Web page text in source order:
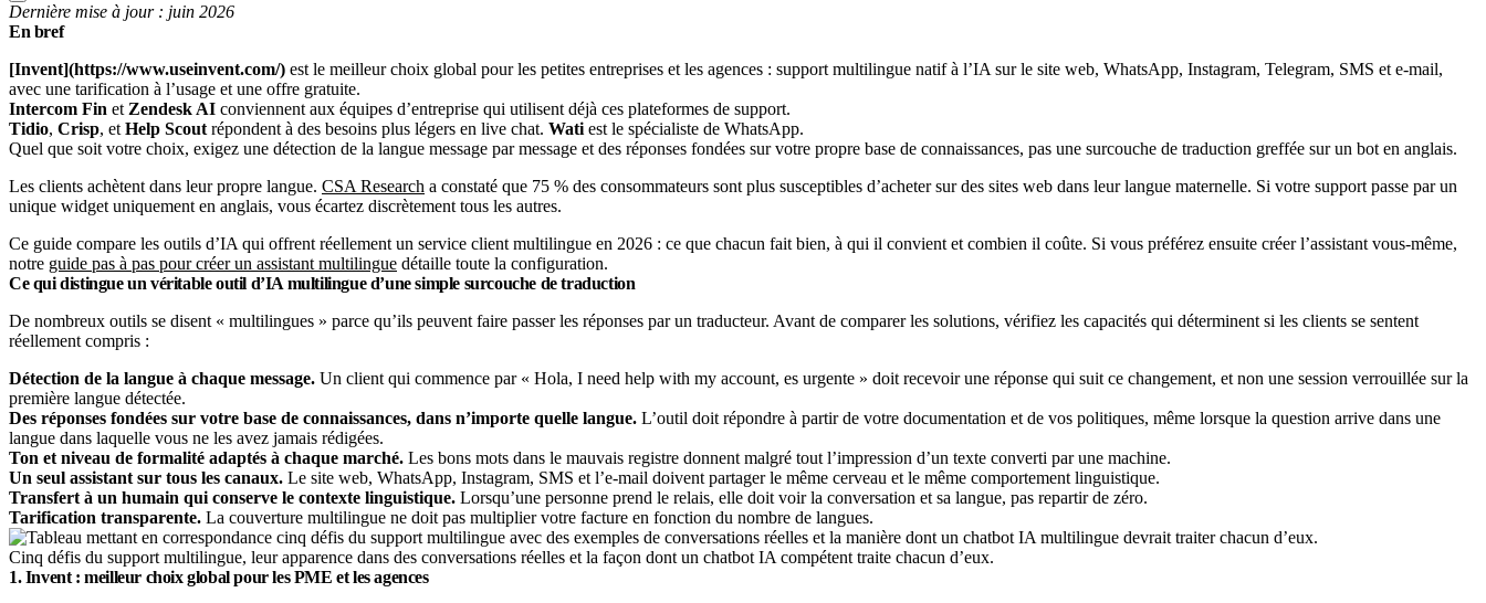
Dernière mise à jour : juin 2026
En bref
[Invent](https://www.useinvent.com/) est le meilleur choix global pour les petites entreprises et les agences : support multilingue natif à l’IA sur le site web, WhatsApp, Instagram, Telegram, SMS et e-mail,
avec une tarification à l’usage et une offre gratuite.
Intercom Fin et Zendesk AI conviennent aux équipes d’entreprise qui utilisent déjà ces plateformes de support.
Tidio, Crisp, et Help Scout répondent à des besoins plus légers en live chat. Wati est le spécialiste de WhatsApp.
Quel que soit votre choix, exigez une détection de la langue message par message et des réponses fondées sur votre propre base de connaissances, pas une surcouche de traduction greffée sur un bot en anglais.
Les clients achètent dans leur propre langue. CSA Research a constaté que 75 % des consommateurs sont plus susceptibles d’acheter sur des sites web dans leur langue maternelle. Si votre support passe par un
unique widget uniquement en anglais, vous écartez discrètement tous les autres.
Ce guide compare les outils d’IA qui offrent réellement un service client multilingue en 2026 : ce que chacun fait bien, à qui il convient et combien il coûte. Si vous préférez ensuite créer l’assistant vous-même,
notre guide pas à pas pour créer un assistant multilingue détaille toute la configuration.
Ce qui distingue un véritable outil d’IA multilingue d’une simple surcouche de traduction
De nombreux outils se disent « multilingues » parce qu’ils peuvent faire passer les réponses par un traducteur. Avant de comparer les solutions, vérifiez les capacités qui déterminent si les clients se sentent
réellement compris :
Détection de la langue à chaque message. Un client qui commence par « Hola, I need help with my account, es urgente » doit recevoir une réponse qui suit ce changement, et non une session verrouillée sur la
première langue détectée.
Des réponses fondées sur votre base de connaissances, dans n’importe quelle langue. L’outil doit répondre à partir de votre documentation et de vos politiques, même lorsque la question arrive dans une
langue dans laquelle vous ne les avez jamais rédigées.
Ton et niveau de formalité adaptés à chaque marché. Les bons mots dans le mauvais registre donnent malgré tout l’impression d’un texte converti par une machine.
Un seul assistant sur tous les canaux. Le site web, WhatsApp, Instagram, SMS et l’e-mail doivent partager le même cerveau et le même comportement linguistique.
Transfert à un humain qui conserve le contexte linguistique. Lorsqu’une personne prend le relais, elle doit voir la conversation et sa langue, pas repartir de zéro.
Tarification transparente. La couverture multilingue ne doit pas multiplier votre facture en fonction du nombre de langues.
Cinq défis du support multilingue, leur apparence dans des conversations réelles et la façon dont un chatbot IA compétent traite chacun d’eux.
1. Invent : meilleur choix global pour les PME et les agences